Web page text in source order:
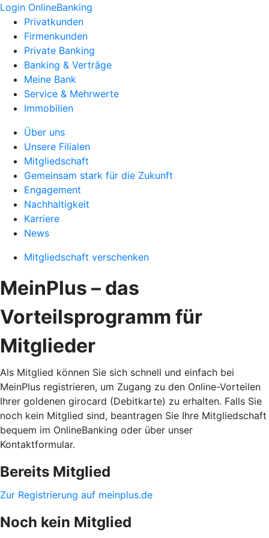
Login OnlineBanking
Privatkunden
Firmenkunden
Private Banking
Banking & Verträge
Meine Bank
Service & Mehrwerte
Immobilien
Über uns
Unsere Filialen
Mitgliedschaft
Gemeinsam stark für die Zukunft
Engagement
Nachhaltigkeit
Karriere
News
Mitgliedschaft verschenken
MeinPlus – das
Vorteilsprogramm für
Mitglieder
Als Mitglied können Sie sich schnell und einfach bei
MeinPlus registrieren, um Zugang zu den Online-Vorteilen
Ihrer goldenen girocard (Debitkarte) zu erhalten. Falls Sie
noch kein Mitglied sind, beantragen Sie Ihre Mitgliedschaft
bequem im OnlineBanking oder über unser
Kontaktformular.
Bereits Mitglied
Zur Registrierung auf meinplus.de
Noch kein Mitglied